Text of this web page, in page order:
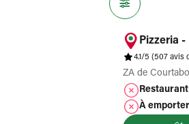
Pizzeria -
4.1/5 (507 avis
ZA de
À